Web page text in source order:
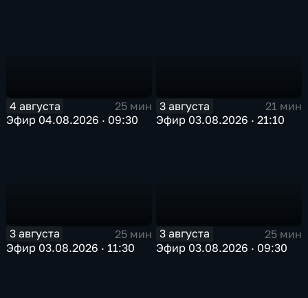
4 августа
25 мин
Эфир 04.08.2026 · 09:30
3 августа
21 мин
Эфир 03.08.2026 · 21:10
3 августа
25 мин
Эфир 03.08.2026 · 11:30
3 августа
25 мин
Эфир 03.08.2026 · 09:30